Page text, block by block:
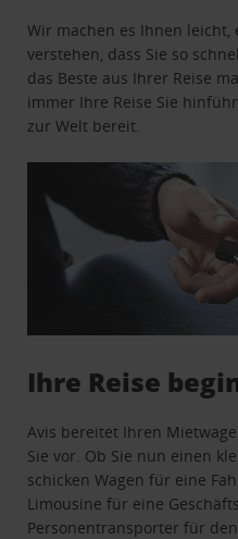
Wir machen es Ihnen
verstehen, dass Sie so
das Beste aus Ihrer Reise
immer Ihre Reise Sie
zur Welt bereit.
Ihre Reise
Avis bereitet Ihren
Sie vor. Ob Sie nun einen
schicken Wagen für eine
Limousine für eine
Personentransporter für